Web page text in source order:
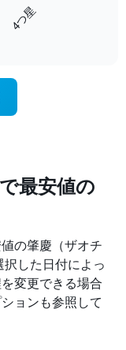
4​つ星​
最安値の
の肇慶（ザオチ
した日付によっ
変更できる場合
ョンも参照して